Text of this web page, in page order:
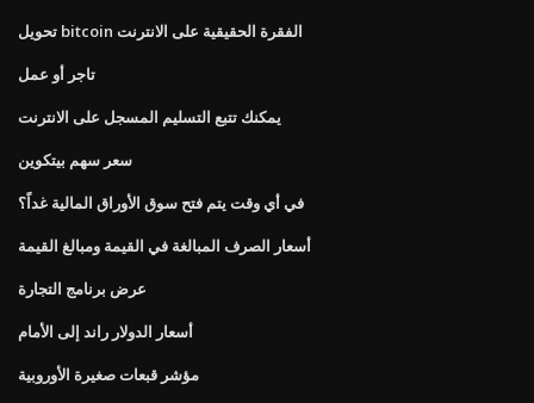
تحويل bitcoin الفقرة الحقيقية على الانترنت
تاجر أو عمل
يمكنك تتبع التسليم المسجل على الانترنت
سعر سهم بيتكوين
في أي وقت يتم فتح سوق الأوراق المالية غداً؟
أسعار الصرف المبالغة في القيمة ومبالغ القيمة
عرض برنامج التجارة
أسعار الدولار راند إلى الأمام
مؤشر قبعات صغيرة الأوروبية